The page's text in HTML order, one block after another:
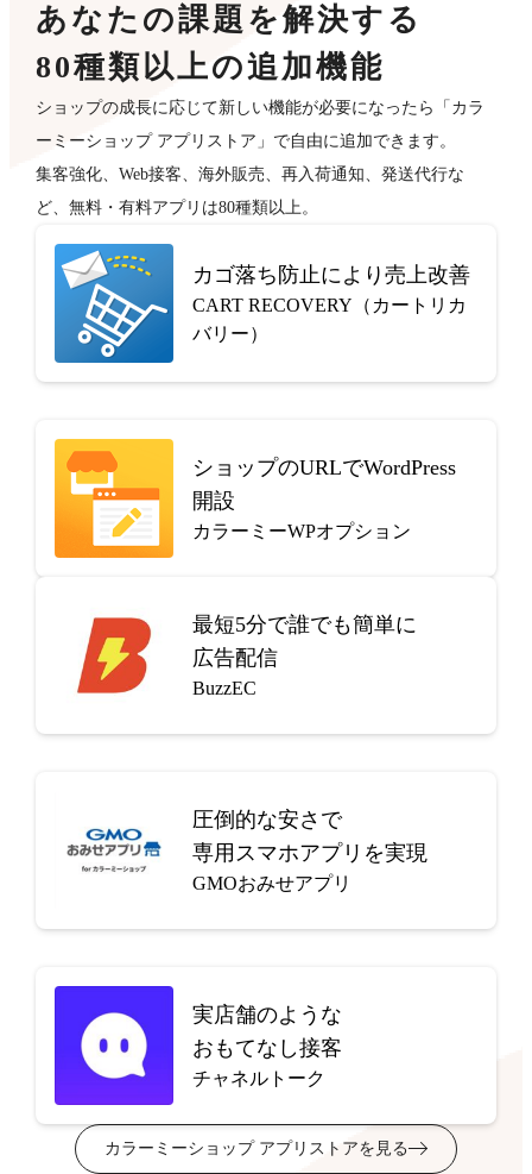
あなたの課題を解決する
80種類以上の追加機能
ショップの成長に応じて新しい機能が必要になったら「カラ
ーミーショップ アプリストア」で自由に追加できます。
集客強化、Web接客、海外販売、再入荷通知、発送代行な
ど、無料・有料アプリは80種類以上。
カゴ落ち防止により売上改善
CART RECOVERY（カートリカ
バリー）
ショップのURLでWordPress
開設
カラーミーWPオプション
最短5分で誰でも簡単に
広告配信
BuzzEC
圧倒的な安さで
専用スマホアプリを実現
GMOおみせアプリ
実店舗のような
おもてなし接客
チャネルトーク
カラーミーショップ アプリストアを見る